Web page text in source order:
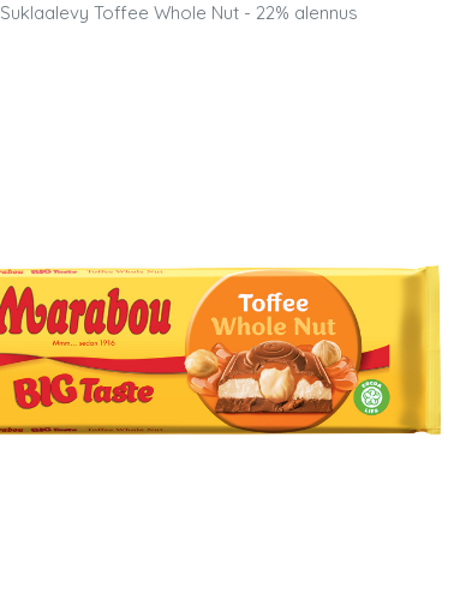
Suklaalevy Toffee Whole Nut - 22% alennus